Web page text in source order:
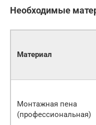
Необходимые
Материал
Монтажная пена
(профессиональная)